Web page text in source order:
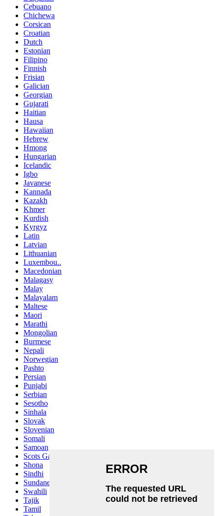
Cebuano
Chichewa
Corsican
Croatian
Dutch
Estonian
Filipino
Finnish
Frisian
Galician
Georgian
Gujarati
Haitian
Hausa
Hawaiian
Hebrew
Hmong
Hungarian
Icelandic
Igbo
Javanese
Kannada
Kazakh
Khmer
Kurdish
Kyrgyz
Latin
Latvian
Lithuanian
Luxembou..
Macedonian
Malagasy
Malay
Malayalam
Maltese
Maori
Marathi
Mongolian
Burmese
Nepali
Norwegian
Pashto
Persian
Punjabi
Serbian
Sesotho
Sinhala
Slovak
Slovenian
Somali
Samoan
Scots Gaelic
Shona
Sindhi
Sundanese
Swahili
Tajik
Tamil